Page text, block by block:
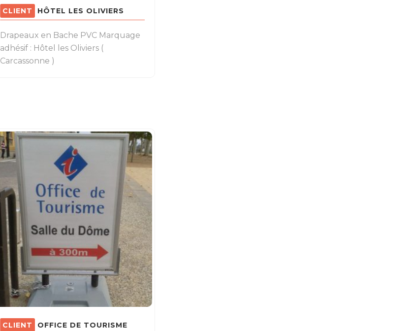
HÔTEL LES OLIVIERS
Drapeaux en Bache PVC Marquage
adhésif : Hôtel les Oliviers (
Carcassonne )
OFFICE DE TOURISME